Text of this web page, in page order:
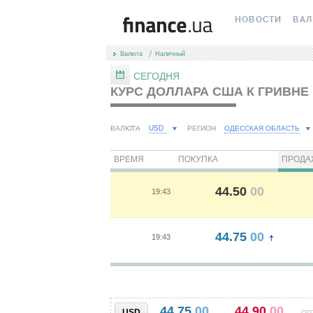
НОВОСТИ
ВАЛЮТА
ЛИЧНЫЕ
АВТОРСКИЕ
ПОЛЕЗНО ЗНАТЬ
ТЕСТЫ КУРС
Валюта Наличный
СЕГОДНЯ
КУРС ДОЛЛАРА США К
ВАЛЮТА USD РЕГИОН ОДЕССКАЯ ОБЛАСТЬ
ВРЕМЯ ПОКУПКА
19:43 44.50 00
19:43 44.75 00